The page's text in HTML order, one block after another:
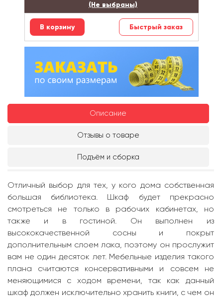
(Не выбраны)
Быстрый заказ
Описание
Отзывы о товаре
Подъём и сборка
Отличный выбор для тех, у кого дома собственная
большая библиотека. Шкаф будет прекрасно
смотреться не только в рабочих кабинетах, но
также и в гостиной. Он выполнен из
высококачественной сосны и покрыт
дополнительным слоем лака, поэтому он прослужит
вам не один десяток лет. Мебельные изделия такого
плана считаются консервативными и совсем не
меняющимися с ходом времени, так как данный
шкаф должен исключительно хранить книги, с чем он